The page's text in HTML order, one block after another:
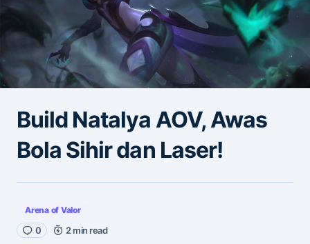
Build Natalya AOV, Awas
Bola Sihir dan Laser!
Arena of Valor
0 2 min read